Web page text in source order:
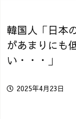
韓国人「日本
があまりにも
い・・・」
2025年4月23日